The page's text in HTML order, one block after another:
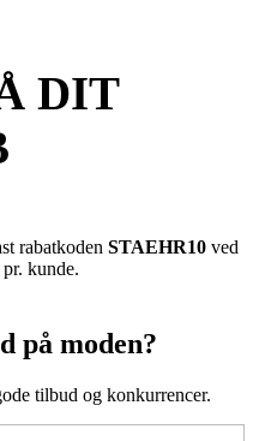
DIT
rabatkoden STAEHR10 ved
kunde.
på moden?
tilbud og konkurrencer.